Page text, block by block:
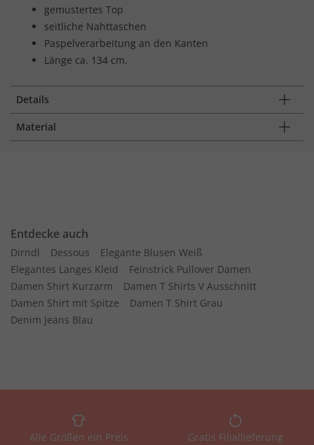
gemustertes Top
seitliche Nahttaschen
Paspelverarbeitung an den Kanten
Länge ca. 134 cm.
Details
Material
Entdecke auch
Dirndl Dessous
Elegante Blusen Weiß
Elegantes Langes Kleid
Feinstrick Pullover Damen
Damen Shirt Kurzarm
Damen T Shirts V Ausschnitt
Damen Shirt mit Spitze
Damen T Shirt Grau
Denim Jeans Blau
Alle Größen ein Preis Gratis Filiallieferung